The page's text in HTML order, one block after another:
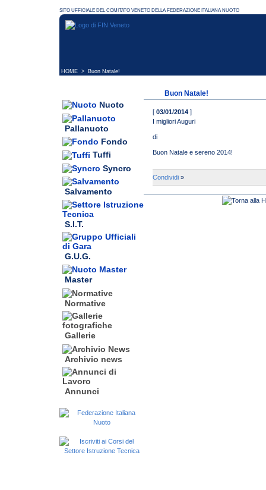
HOME > Buon Natale!
Nuoto
Pallanuoto
Fondo
Tuffi
Syncro
Salvamento
S.I.T.
G.U.G.
Master
Normative
Gallerie
Archivio news
Annunci
Buon Natale!
[ 03/01/2014 ]
I migliori Auguri
di
Buon Natale e sereno 2014!
Condividi »